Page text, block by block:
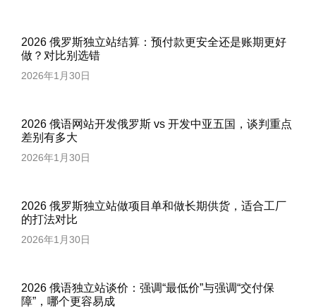
2026 俄罗斯独立站结算：预付款更安全还是账期更好
做？对比别选错
2026年1月30日
2026 俄语网站开发俄罗斯 vs 开发中亚五国，谈判重点
差别有多大
2026年1月30日
2026 俄罗斯独立站做项目单和做长期供货，适合工厂
的打法对比
2026年1月30日
2026 俄语独立站谈价：强调“最低价”与强调“交付保
障”，哪个更容易成